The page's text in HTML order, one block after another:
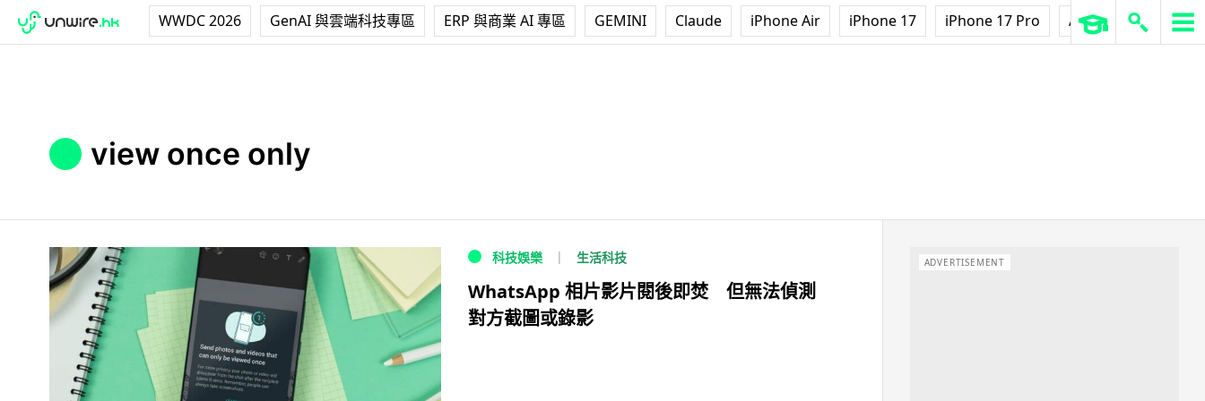
WWDC 2026 GenAI 與雲端科技專區 ERP 與商業 AI 專區 GEMINI Claude iPhone Air iPhone 17 iPhone 17 Pro AirPods Pro 3
view once only
科技娛樂 生活科技
WhatsApp 相片影片閱後即焚 但無法偵測
對方截圖或錄影
ADVERTISEMENT